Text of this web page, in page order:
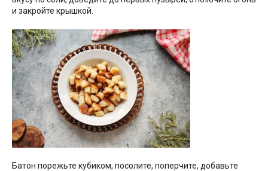
и закройте крышкой.
Батон порежьте кубиком, посолите, поперчите, добавьте